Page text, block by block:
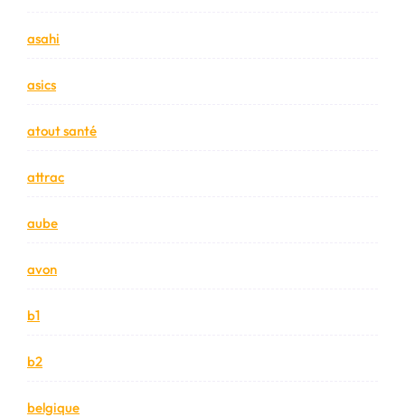
asahi
asics
atout santé
attrac
aube
avon
b1
b2
belgique